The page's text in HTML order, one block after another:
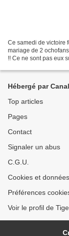
Ce samedi de victoire
mariage de 2
!! Ce ne sont pas eux
Hébergé par
Top articles
Pages
Contact
Signaler un abus
C.G.U.
Cookies et
Préférences
Voir le profil de